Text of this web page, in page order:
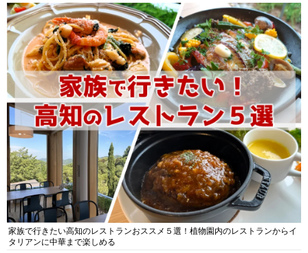
家族で行きたい高知のレストランおススメ５選！植物園内のレストランからイ
タリアンに中華まで楽しめる